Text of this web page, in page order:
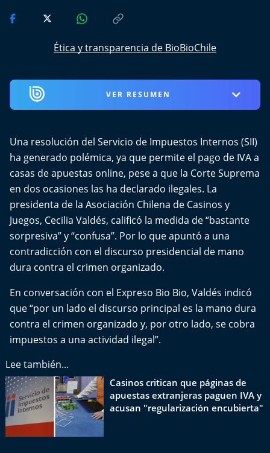
Tu Mereces Ser Feliz
Cultura y Espectáculos
Del Fin del Mundo
Deportes
Conexión Digital
La Ruta del Pulsar
Psicología Abierta
Impacto Tecnológico
Sesiones Dieciocheras
Expreso PM
Conecta Vida
Ética y transparencia de BioBioChile
VER RESUMEN
Una resolución del Servicio de Impuestos Internos (SII)
ha generado polémica, ya que permite el pago de IVA a
casas de apuestas online, pese a que la Corte Suprema
en dos ocasiones las ha declarado ilegales. La
presidenta de la Asociación Chilena de Casinos y
Juegos, Cecilia Valdés, calificó la medida de “bastante
sorpresiva” y “confusa”. Por lo que apuntó a una
contradicción con el discurso presidencial de mano
dura contra el crimen organizado.
En conversación con el Expreso Bio Bio, Valdés indicó
que “por un lado el discurso principal es la mano dura
contra el crimen organizado y, por otro lado, se cobra
impuestos a una actividad ilegal”.
Lee también...
Casinos critican que páginas de
apuestas extranjeras paguen IVA y
acusan "regularización encubierta"